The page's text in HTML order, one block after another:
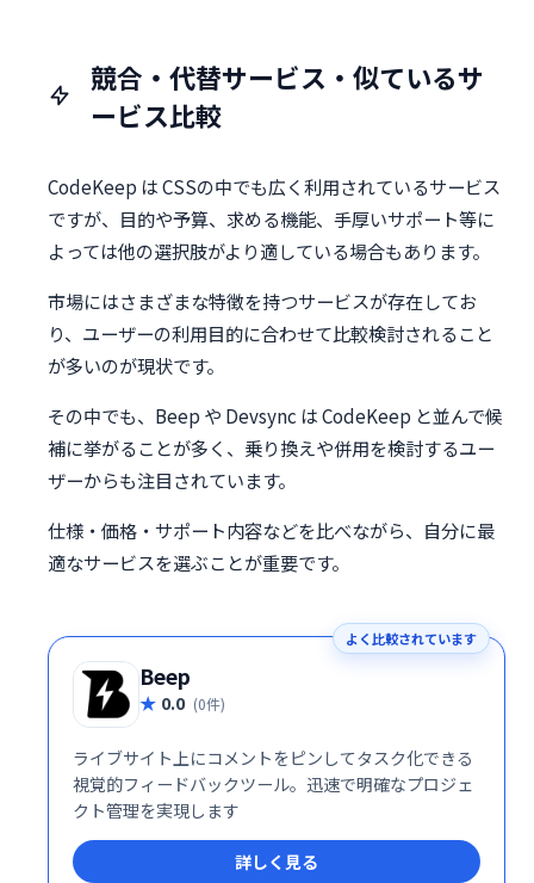
競合・代替サービス・似ているサ
ービス比較
CodeKeep は CSSの中でも広く利用されているサービス
ですが、目的や予算、求める機能、手厚いサポート等に
よっては他の選択肢がより適している場合もあります。
市場にはさまざまな特徴を持つサービスが存在してお
り、ユーザーの利用目的に合わせて比較検討されること
が多いのが現状です。
その中でも、Beep や Devsync は CodeKeep と並んで候
補に挙がることが多く、乗り換えや併用を検討するユー
ザーからも注目されています。
仕様・価格・サポート内容などを比べながら、自分に最
適なサービスを選ぶことが重要です。
よく比較されています
Beep
0.0 (0件)
ライブサイト上にコメントをピンしてタスク化できる
視覚的フィードバックツール。迅速で明確なプロジェ
クト管理を実現します
詳しく見る